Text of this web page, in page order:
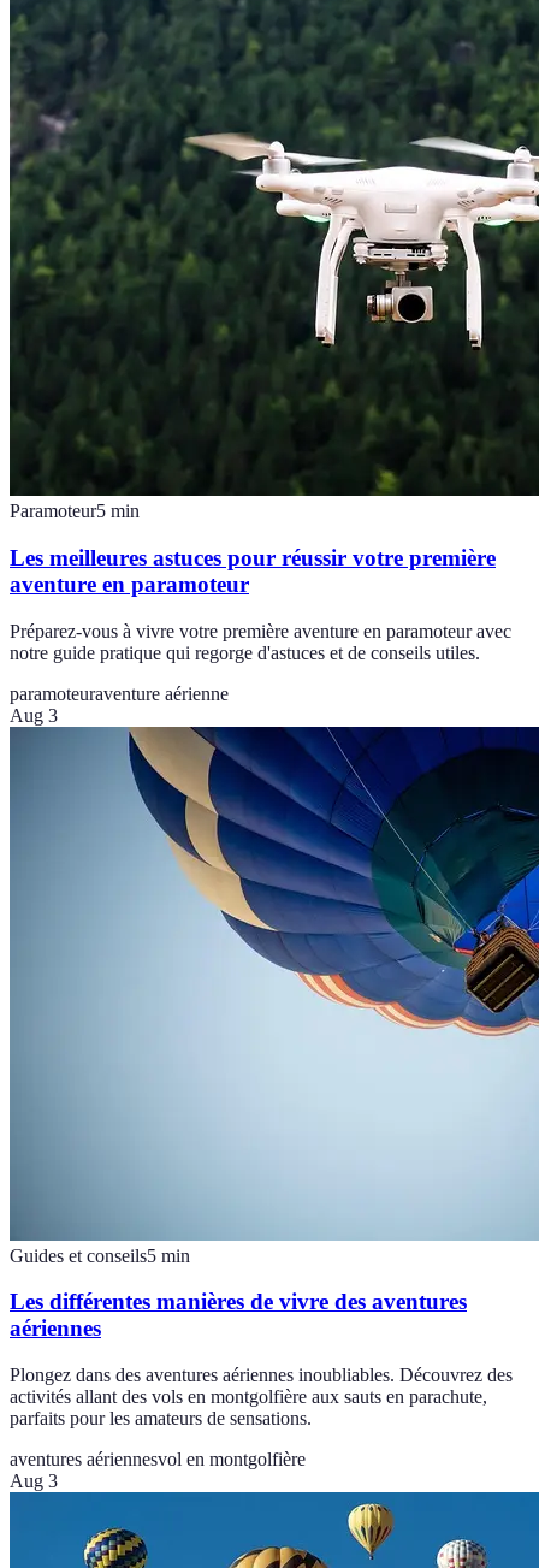
Paramoteur5 min
Les meilleures astuces pour réussir votre première
aventure en paramoteur
Préparez-vous à vivre votre première aventure en paramoteur avec
notre guide pratique qui regorge d'astuces et de conseils utiles.
paramoteuraventure aérienne
Aug 3
Guides et conseils5 min
Les différentes manières de vivre des aventures
aériennes
Plongez dans des aventures aériennes inoubliables. Découvrez des
activités allant des vols en montgolfière aux sauts en parachute,
parfaits pour les amateurs de sensations.
aventures aériennesvol en montgolfière
Aug 3